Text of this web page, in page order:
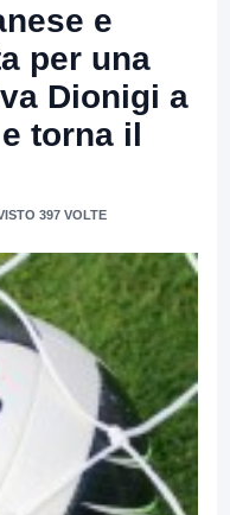
e
per una
Dionigi a
torna il
397 VOLTE